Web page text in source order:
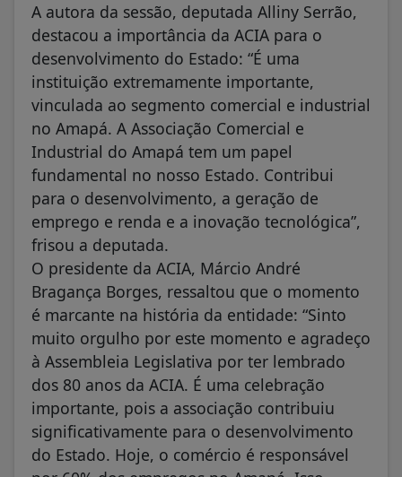
A autora da sessão, deputada Alliny Serrão,
destacou a importância da ACIA para o
desenvolvimento do Estado: “É uma
instituição extremamente importante,
vinculada ao segmento comercial e industrial
no Amapá. A Associação Comercial e
Industrial do Amapá tem um papel
fundamental no nosso Estado. Contribui
para o desenvolvimento, a geração de
emprego e renda e a inovação tecnológica”,
frisou a deputada.
O presidente da ACIA, Márcio André
Bragança Borges, ressaltou que o momento
é marcante na história da entidade: “Sinto
muito orgulho por este momento e agradeço
à Assembleia Legislativa por ter lembrado
dos 80 anos da ACIA. É uma celebração
importante, pois a associação contribuiu
significativamente para o desenvolvimento
do Estado. Hoje, o comércio é responsável